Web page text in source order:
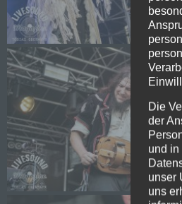
Die
der
und in
unser
uns